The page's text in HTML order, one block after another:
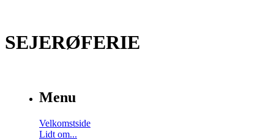
SEJERØFERIE
Menu
Velkomstside
Lidt om...